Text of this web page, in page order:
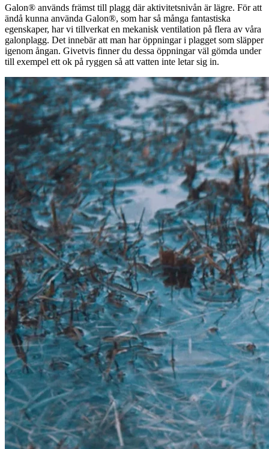
Galon® används främst till plagg där aktivitetsnivån är lägre. För att
ändå kunna använda Galon®, som har så många fantastiska
egenskaper, har vi tillverkat en mekanisk ventilation på flera av våra
galonplagg. Det innebär att man har öppningar i plagget som släpper
igenom ångan. Givetvis finner du dessa öppningar väl gömda under
till exempel ett ok på ryggen så att vatten inte letar sig in.